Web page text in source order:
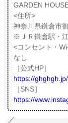
GARDEN
<住所>
神奈川県鎌倉市
※ＪＲ鎌倉駅・
<コンセント・
なし
［公式HP］
https://ghghgh.jp/
［SNS］
https://